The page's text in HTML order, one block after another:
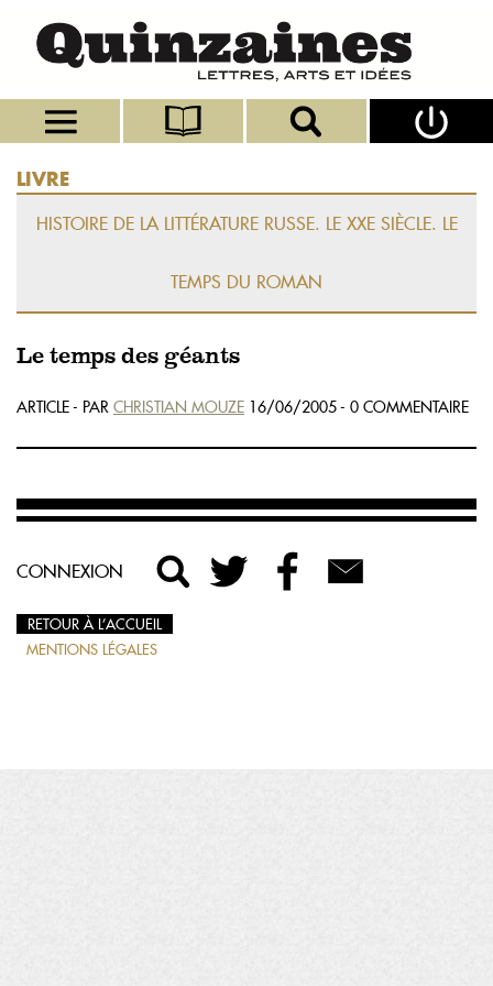
LIVRE
HISTOIRE DE LA LITTÉRATURE RUSSE. LE XXE SIÈCLE. LE
TEMPS DU ROMAN
Le temps des géants
ARTICLE - PAR CHRISTIAN MOUZE 16/06/2005 - 0 COMMENTAIRE
CONNEXION
RETOUR À L’ACCUEIL
MENTIONS LÉGALES